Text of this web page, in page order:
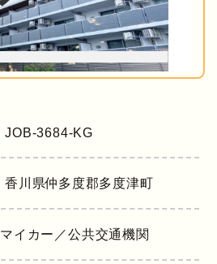
JOB-3684-KG
香川県仲多度郡多度津町
マイカー／公共交通機関